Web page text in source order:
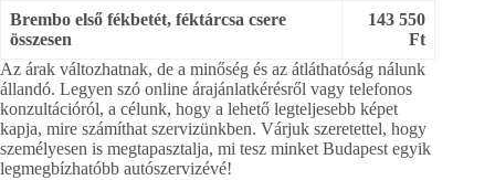
Brembo első fékbetét, féktárcsa csere
összesen
143 550
Ft
Az árak változhatnak, de a minőség és az átláthatóság nálunk
állandó. Legyen szó online árajánlatkérésről vagy telefonos
konzultációról, a célunk, hogy a lehető legteljesebb képet
kapja, mire számíthat szervizünkben. Várjuk szeretettel, hogy
személyesen is megtapasztalja, mi tesz minket Budapest egyik
legmegbízhatóbb autószervizévé!